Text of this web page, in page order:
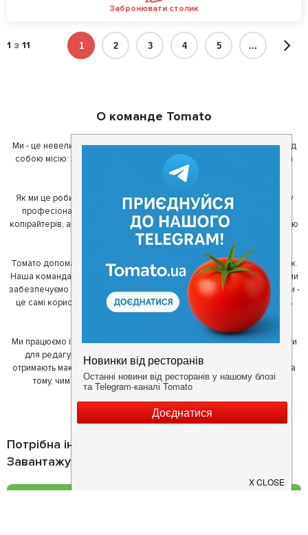
Забронювати столик
1 з 11 1 2 3 4 5 ...
О команде Tomato
Ми - це невелика команда ентузіастів з України. Ми поставили перед
собою місію: зробити так, щоб де б в Україні ви не знаходилися, ви
завжди могли смачно поїсти.
Як ми це робимо? Для початку, ми зібрали приголомшливу команду
професіоналів - фахівців з дизайну, програмування, маркетингу,
копірайтерів, а за сумісництвом - любителів гарної їжі. З їх допомогою
ми створили Томато.
Томато допомагає своїм користувачам знайти цікаві місця неподалік.
Наша команда регулярно зв'язується з ресторанами - таким чином ми
забезпечуємо актуальність інформації. Друга частина нашої команди -
це самі користувачі, які діляться своїми враженнями і допомагають
один одному у виборі кращих місць.
Ми працюємо і з ресторанами. Для них ми надаємо зручні інструменти
для редагування інформації про себе - в результаті відвідувачі
отримають максимум інформації, а ресторан зможе зосередитися на
тому, чим він любить займатися більше всього - смачній їжі.
Потрібна інформація про заклад?
Завантажуйте додаток!